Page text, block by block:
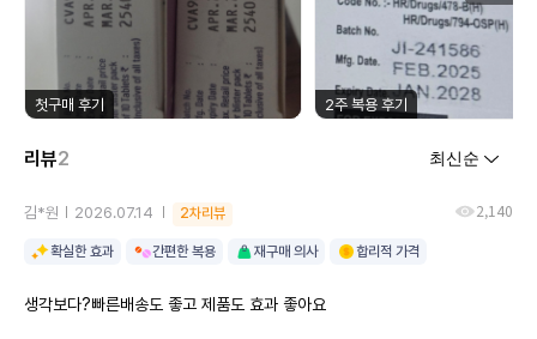
첫구매 후기 2주 복용 후기
리뷰2
김*원 2026.07.14 2차리뷰 2,140
확실한 효과 간편한 복용 재구매 의사 합리적 가격
생각보다?빠른배송도 좋고 제품도 효과 좋아요